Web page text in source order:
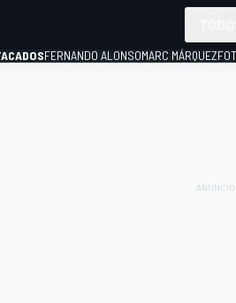
FERNANDO ALONSOMARC MÁRQUEZ